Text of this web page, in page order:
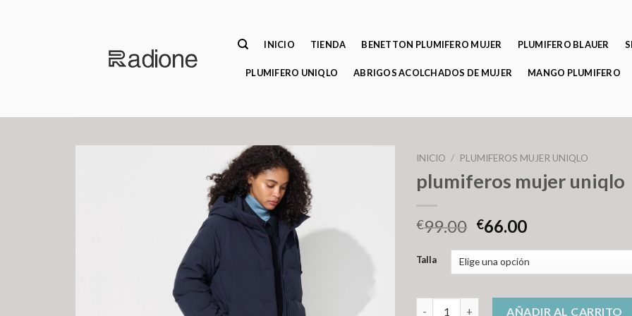
INICIO TIENDA BENETTON PLUMIFERO MUJER PLUMIFERO BLAUER
PLUMIFERO UNIQLO ABRIGOS ACOLCHADOS DE MUJER MANGO PLUMIFERO
INICIO / PLUMIFEROS MUJER UNIQLO
plumiferos mujer uniqlo
€99.00 €66.00
Talla
plumiferos mujer uniqlo cantidad
AÑADIR AL CARRITO